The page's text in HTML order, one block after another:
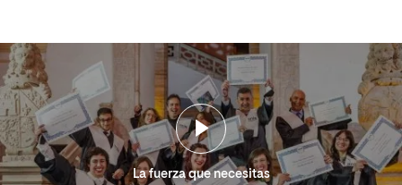
La fuerza que necesitas